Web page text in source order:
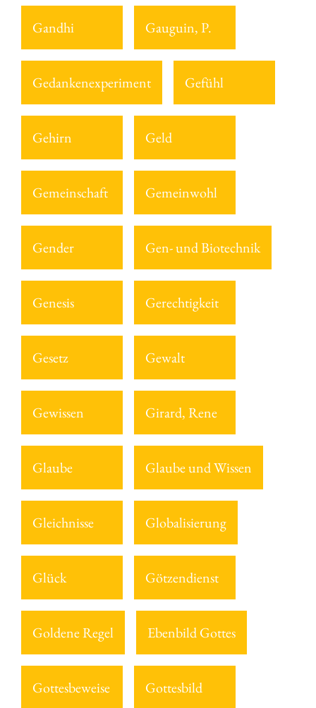
Gandhi Gauguin, P.
Gedankenexperiment Gefühl
Gehirn Geld
Gemeinschaft Gemeinwohl
Gender Gen- und Biotechnik
Genesis Gerechtigkeit
Gesetz Gewalt
Gewissen Girard, Rene
Glaube Glaube und Wissen
Gleichnisse Globalisierung
Glück Götzendienst
Goldene Regel Ebenbild Gottes
Gottesbeweise Gottesbild